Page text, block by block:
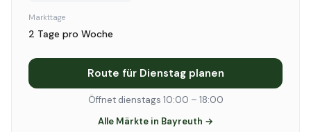
Markttage
2 Tage pro Woche
Route für Dienstag planen
Öffnet dienstags 10:00 – 18:00
Alle Märkte in Bayreuth →